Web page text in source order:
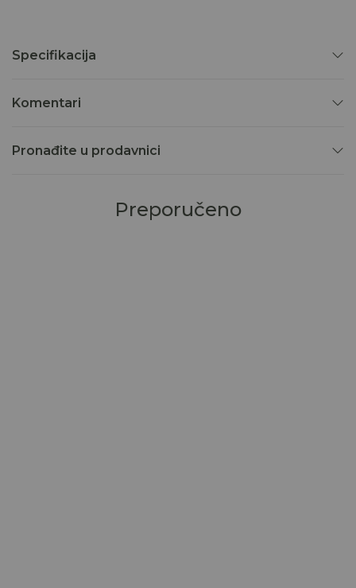
Specifikacija
Komentari
Pronađite u prodavnici
Preporučeno